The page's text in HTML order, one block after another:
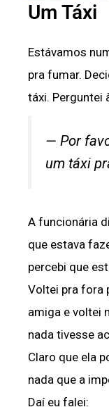
Um Táxi
Estávamos
pra fumar.
táxi. Perguntei
— Por
um táxi
A funcionária
que estava
percebi que
Voltei pra fora
amiga e voltei
nada tivesse
Claro que ela
nada que a
Daí eu falei: